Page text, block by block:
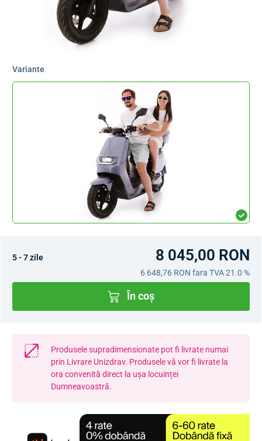
Variante
5 - 7 zile 8 045,00 RON
6 648,76 RON fara TVA 21.0 %
În coș
Produsele supradimensionate pot fi livrate numai
prin Livrare Unizdrav. Produsele vă vor fi livrate la
ora convenită direct la ușa locuinței
Dumneavoastră.